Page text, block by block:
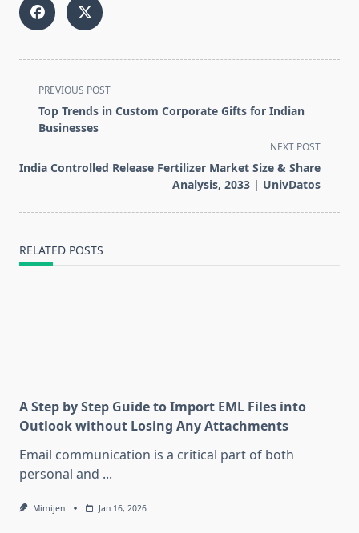
<span
class="nav-
subtitle
reader-
PREVIOUS POST
Top Trends in Custom Corporate Gifts for Indian
Businesses
NEXT POST
India Controlled Release Fertilizer Market Size & Share
Analysis, 2033 | UnivDatos
RELATED POSTS
A Step by Step Guide to Import EML Files into
Outlook without Losing Any Attachments
Email communication is a critical part of both
personal and ...
Mimijen Jan 16, 2026